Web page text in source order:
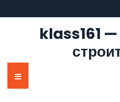
к
содержимомуklass161
Кнопка